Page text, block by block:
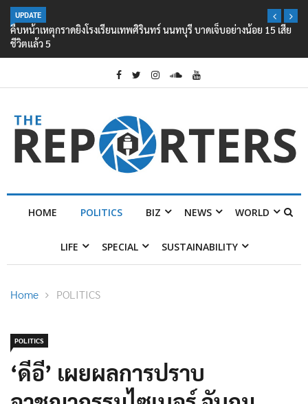
UPDATE
คืบหน้าเหตุกราดยิงโรงเรียนเทพศิรินทร์ นนทบุรี บาดเจ็บอย่างน้อย 15 เสีย
ชีวิตแล้ว 5
HOME POLITICS BIZ NEWS WORLD
LIFE SPECIAL SUSTAINABILITY
Home POLITICS
POLITICS
‘ดีอี’ เผยผลการปราบ